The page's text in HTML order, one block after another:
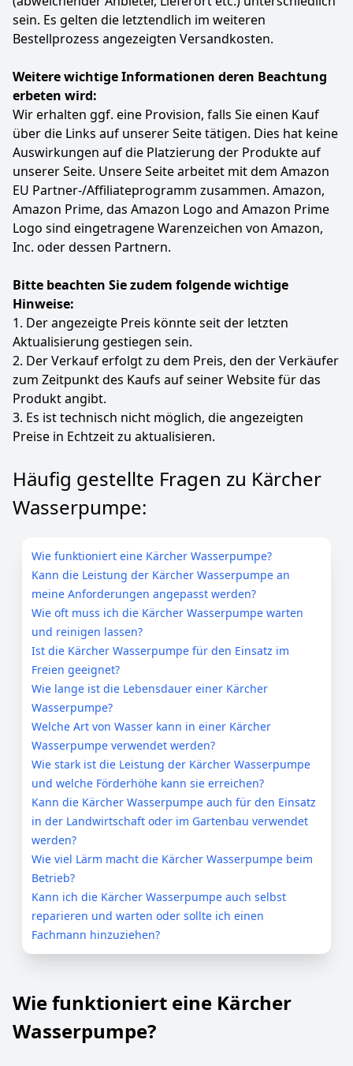
sein. Es gelten die letztendlich im weiteren
Bestellprozess angezeigten Versandkosten.
Weitere wichtige Informationen deren Beachtung
erbeten wird:
Wir erhalten ggf. eine Provision, falls Sie einen Kauf
über die Links auf unserer Seite tätigen. Dies hat keine
Auswirkungen auf die Platzierung der Produkte auf
unserer Seite. Unsere Seite arbeitet mit dem Amazon
EU Partner-/Affiliateprogramm zusammen. Amazon,
Amazon Prime, das Amazon Logo and Amazon Prime
Logo sind eingetragene Warenzeichen von Amazon,
Inc. oder dessen Partnern.
Bitte beachten Sie zudem folgende wichtige
Hinweise:
1. Der angezeigte Preis könnte seit der letzten
Aktualisierung gestiegen sein.
2. Der Verkauf erfolgt zu dem Preis, den der Verkäufer
zum Zeitpunkt des Kaufs auf seiner Website für das
Produkt angibt.
3. Es ist technisch nicht möglich, die angezeigten
Preise in Echtzeit zu aktualisieren.
Häufig gestellte Fragen zu Kärcher
Wasserpumpe:
Wie funktioniert eine Kärcher Wasserpumpe?
Kann die Leistung der Kärcher Wasserpumpe an
meine Anforderungen angepasst werden?
Wie oft muss ich die Kärcher Wasserpumpe warten
und reinigen lassen?
Ist die Kärcher Wasserpumpe für den Einsatz im
Freien geeignet?
Wie lange ist die Lebensdauer einer Kärcher
Wasserpumpe?
Welche Art von Wasser kann in einer Kärcher
Wasserpumpe verwendet werden?
Wie stark ist die Leistung der Kärcher Wasserpumpe
und welche Förderhöhe kann sie erreichen?
Kann die Kärcher Wasserpumpe auch für den Einsatz
in der Landwirtschaft oder im Gartenbau verwendet
werden?
Wie viel Lärm macht die Kärcher Wasserpumpe beim
Betrieb?
Kann ich die Kärcher Wasserpumpe auch selbst
reparieren und warten oder sollte ich einen
Fachmann hinzuziehen?
Wie funktioniert eine Kärcher
Wasserpumpe?